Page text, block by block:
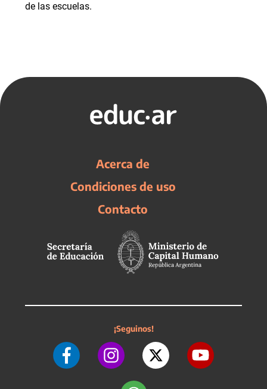
de las escuelas.
Acerca de
Condiciones de uso
Contacto
¡Seguinos!